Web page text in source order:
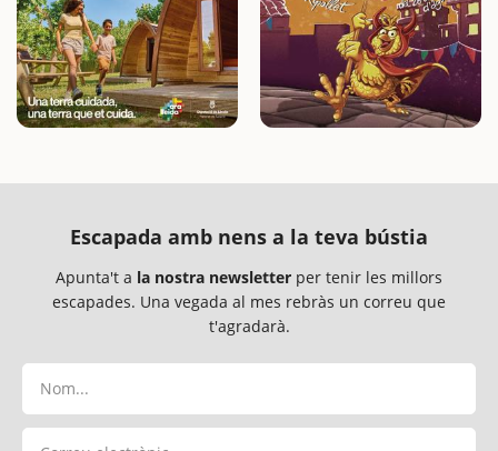
Escapada amb nens a la teva bústia
Apunta't a la nostra newsletter per tenir les millors
escapades. Una vegada al mes rebràs un correu que
t'agradarà.